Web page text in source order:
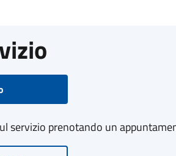
servizio prenotando un